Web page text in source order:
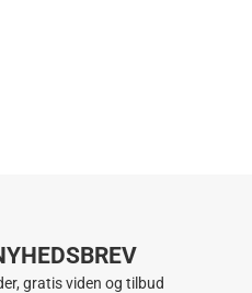
gratis viden og tilbud